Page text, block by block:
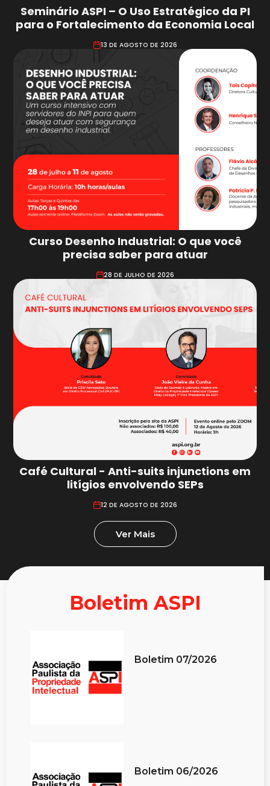
Seminário ASPI – O Uso Estratégico da PI
para o Fortalecimento da Economia Local
13 DE AGOSTO DE 2026
Curso Desenho Industrial: O que você
precisa saber para atuar
28 DE JULHO DE 2026
Café Cultural - Anti-suits injunctions em
litígios envolvendo SEPs
12 DE AGOSTO DE 2026
Ver Mais
Boletim ASPI
Boletim 07/2026
Boletim 06/2026